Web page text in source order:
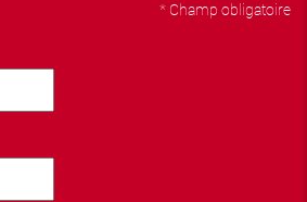
* Champ obligatoire